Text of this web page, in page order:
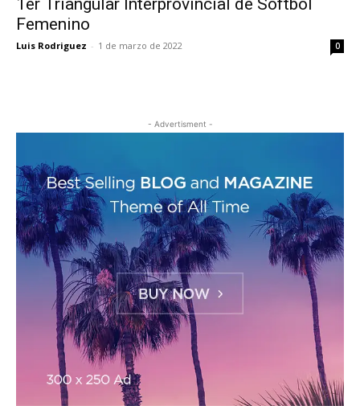
1er Triangular Interprovincial de Softbol
Femenino
Luis Rodriguez - 1 de marzo de 2022 0
- Advertisment -